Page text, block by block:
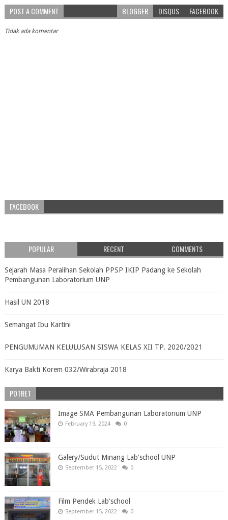
POST A COMMENT BLOGGER DISQUS FACEBOOK
Tidak ada komentar
FACEBOOK
POPULAR RECENT COMMENTS
Sejarah Masa Peralihan Sekolah PPSP IKIP Padang ke Sekolah
Pembangunan Laboratorium UNP
Hasil UN 2018
Semangat Ibu Kartini
PENGUMUMAN KELULUSAN SISWA KELAS XII TP. 2020/2021
Karya Bakti Korem 032/Wirabraja 2018
POTRET
Image SMA Pembangunan Laboratorium UNP
February 19, 2024 0
Galery/Sudut Minang Lab'school UNP
September 15, 2022 0
Film Pendek Lab'school
September 15, 2022 0